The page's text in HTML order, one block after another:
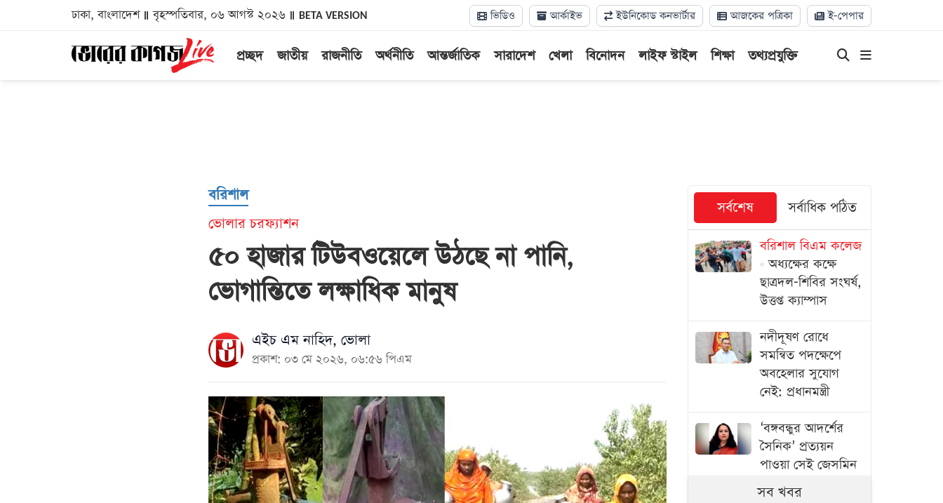
ঢাকা, বাংলাদেশ বৃহস্পতিবার, ০৬ আগস্ট ২০২৬ BETA VERSION ভিডিও আর্কাইভ ইউনিকোড কনভার্টার আজকের পত্রিকা ই-পেপার
প্রচ্ছদ জাতীয় রাজনীতি অর্থনীতি আন্তর্জাতিক সারাদেশ খেলা বিনোদন লাইফ স্টাইল শিক্ষা তথ্যপ্রযুক্তি
বরিশাল
ভোলার চরফ্যাশন
৫০ হাজার টিউবওয়েলে উঠছে না পানি,
ভোগান্তিতে লক্ষাধিক মানুষ
এইচ এম নাহিদ, ভোলা
প্রকাশ: ০৩ মে ২০২৬, ০৬:৫৬ পিএম
সর্বশেষ সর্বাধিক পঠিত
বরিশাল বিএম কলেজ
অধ্যক্ষের কক্ষে
ছাত্রদল-শিবির সংঘর্ষ,
উত্তপ্ত ক্যাম্পাস
নদীদূষণ রোধে
সমন্বিত পদক্ষেপে
অবহেলার সুযোগ
নেই: প্রধানমন্ত্রী
‘বঙ্গবন্ধুর আদর্শের
সৈনিক’ প্রত্যয়ন
পাওয়া সেই জেসমিন
এবার সচিব
সব খবর